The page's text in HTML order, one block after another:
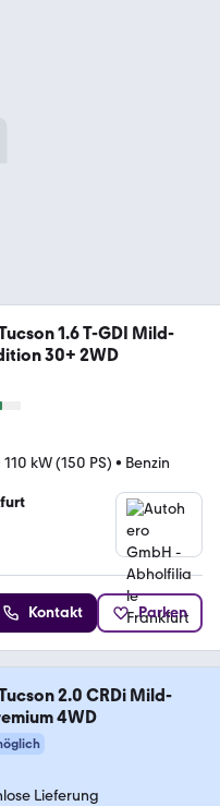
1.6 T-GDI Mild-
30+ 2WD
110 kW (150 PS) • Benzin
Kontakt Parken
2.0 CRDi Mild-
4WD
Lieferung